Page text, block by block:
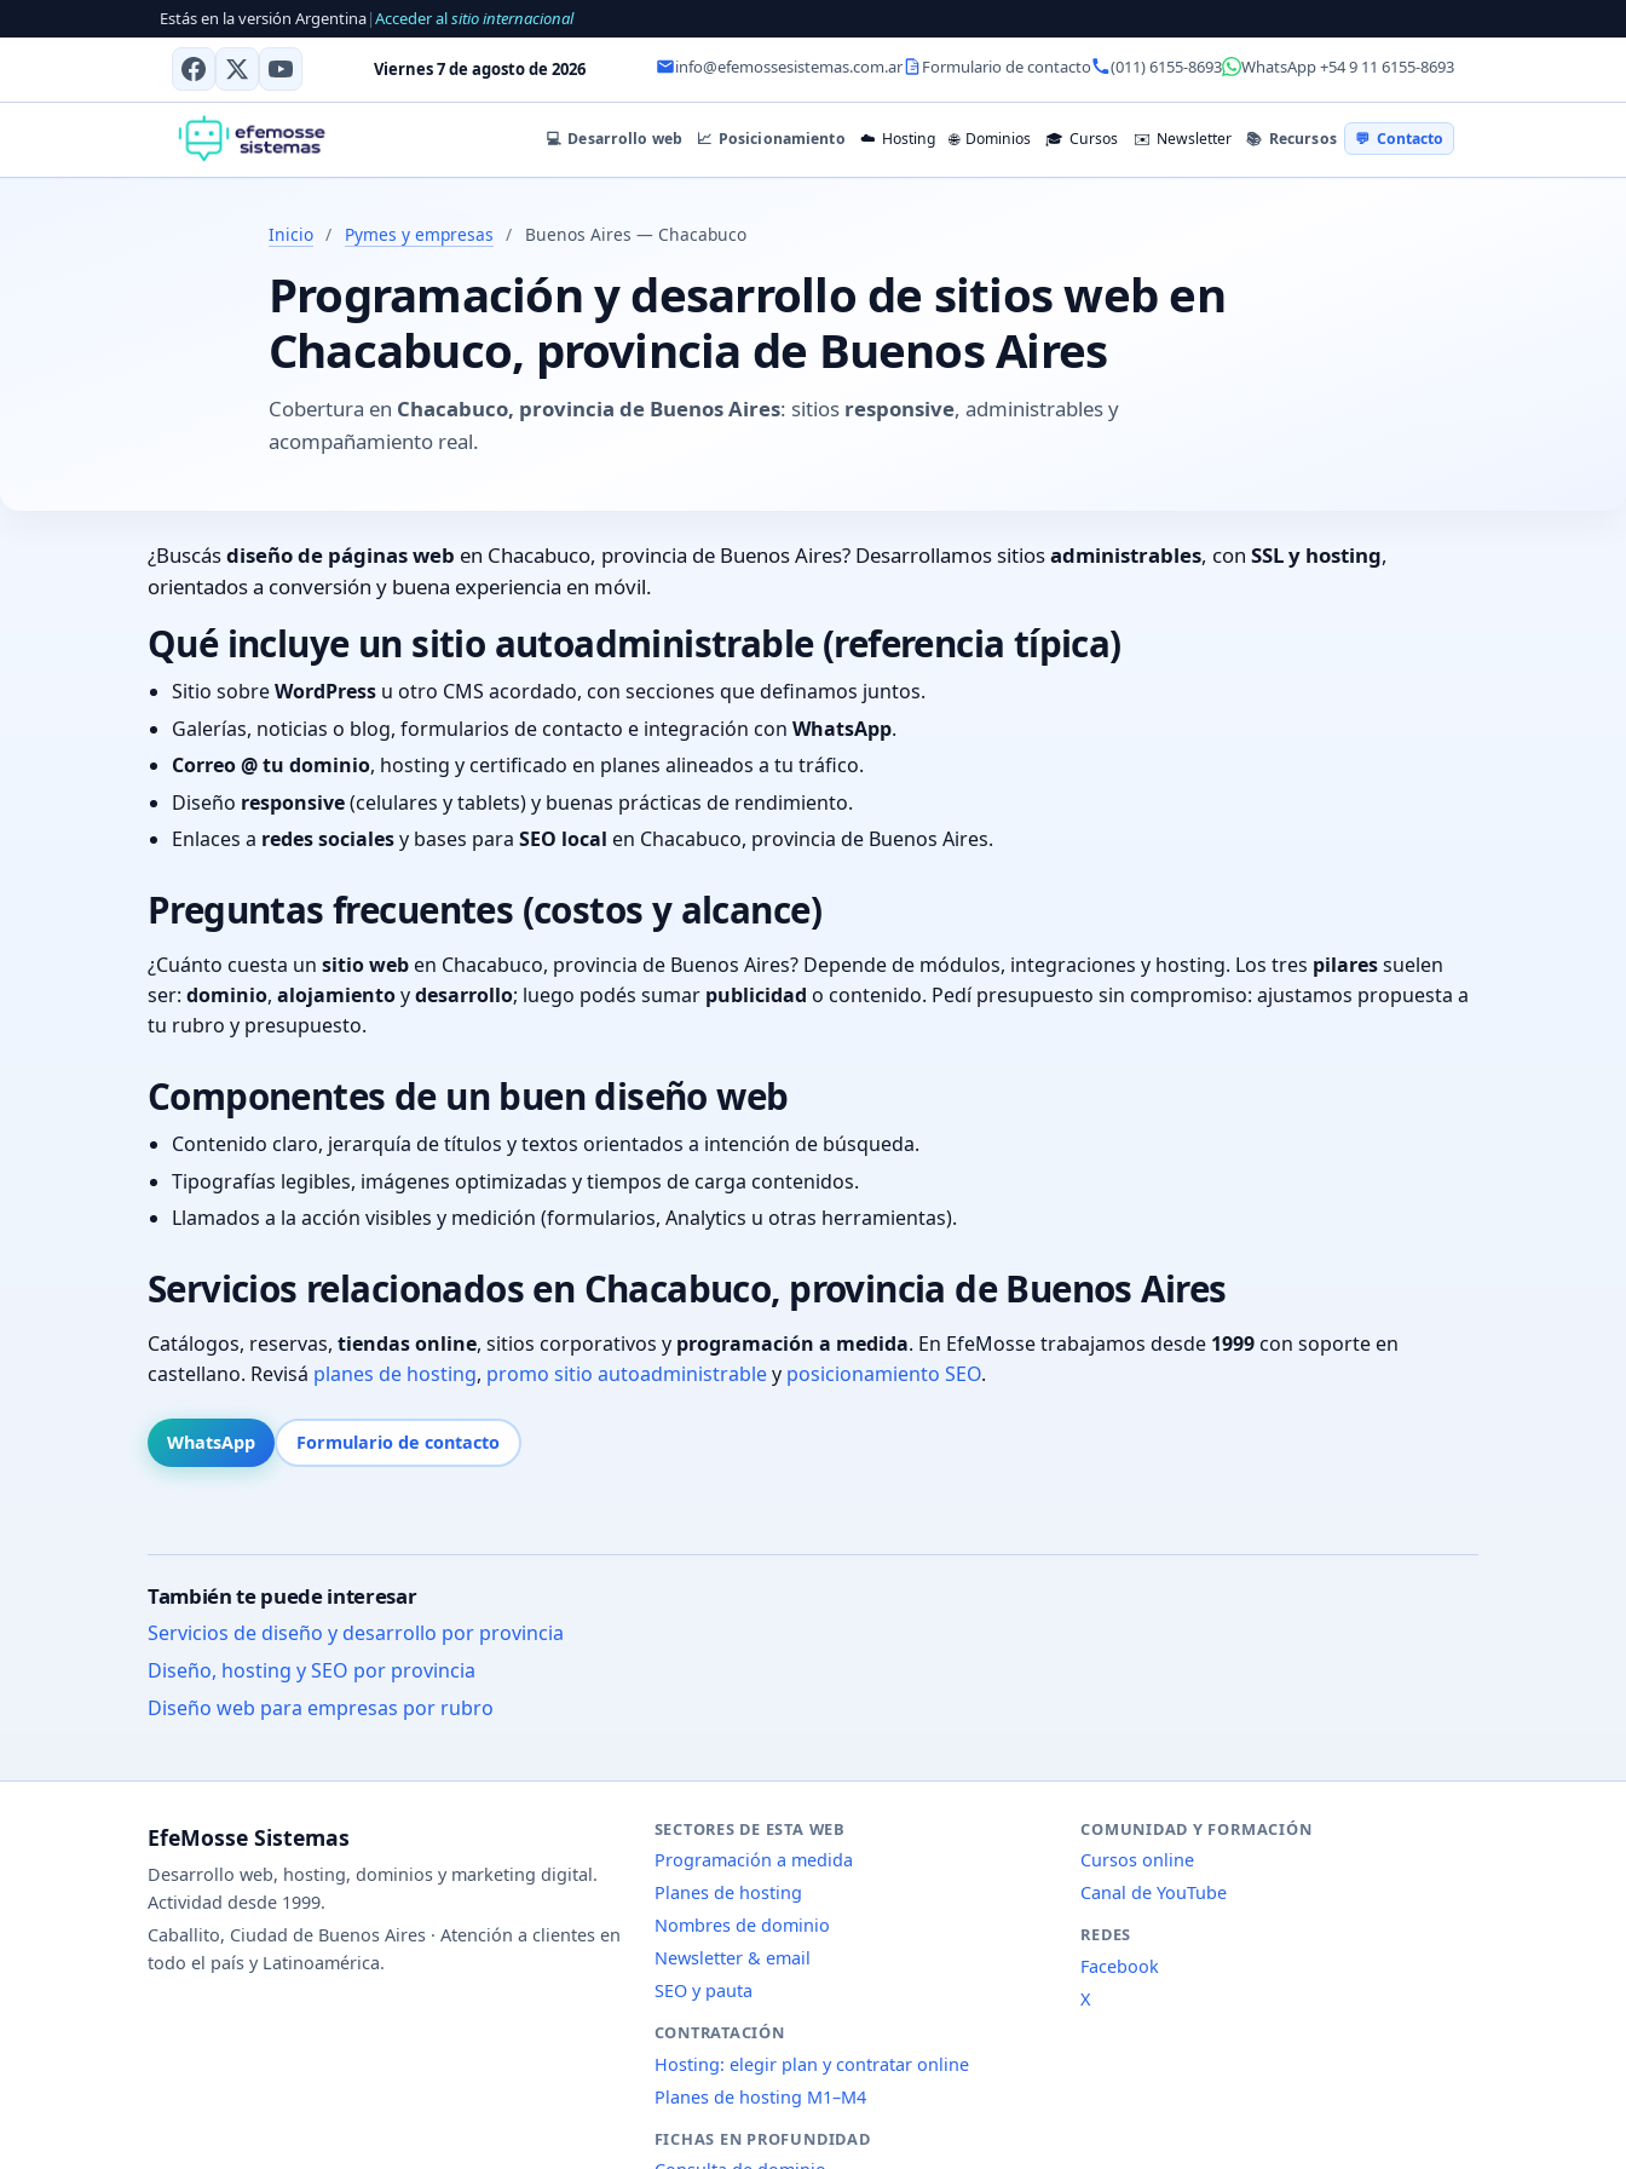
Estás en la versión Argentina|Acceder alsitio internacional
Viernes 7 de agosto de 2026 info@efemossesistemas.com.ar Formulario de contacto (011) 6155-8693 WhatsApp +54 9 11 6155-8693
💻 Desarrollo web 📈 Posicionamiento ☁️ Hosting 🌐 Dominios 🎓 Cursos ✉️ Newsletter 📚 Recursos 💬 Contacto
Inicio / Pymes y empresas / Buenos Aires — Chacabuco
Programación y desarrollo de sitios web en
Chacabuco, provincia de Buenos Aires
Cobertura en Chacabuco, provincia de Buenos Aires: sitios responsive, administrables y
acompañamiento real.
¿Buscásdiseño de páginas web en Chacabuco, provincia de Buenos Aires? Desarrollamos sitiosadministrables, con SSL y hosting,
orientados a conversión y buena experiencia en móvil.
Qué incluye un sitio autoadministrable (referencia típica)
Sitio sobreWordPress u otro CMS acordado, con secciones que definamos juntos.
Galerías, noticias o blog, formularios de contacto e integración con WhatsApp.
Correo @ tu dominio, hosting y certificado en planes alineados a tu tráfico.
Diseño responsive(celulares y tablets) y buenas prácticas de rendimiento.
Enlaces a redes socialesy bases para SEO local en Chacabuco, provincia de Buenos Aires.
Preguntas frecuentes (costos y alcance)
¿Cuánto cuesta un sitio weben Chacabuco, provincia de Buenos Aires? Depende de módulos, integraciones y hosting. Los tres pilaressuelen
ser: dominio, alojamientoydesarrollo; luego podés sumar publicidad o contenido. Pedí presupuesto sin compromiso: ajustamos propuesta a
tu rubro y presupuesto.
Componentes de un buen diseño web
Contenido claro, jerarquía de títulos y textos orientados a intención de búsqueda.
Tipografías legibles, imágenes optimizadas y tiempos de carga contenidos.
Llamados a la acción visibles y medición (formularios, Analytics u otras herramientas).
Servicios relacionados en Chacabuco, provincia de Buenos Aires
Catálogos, reservas, tiendas online, sitios corporativos y programación a medida. En EfeMosse trabajamos desde 1999con soporte en
castellano. Revisá planes de hosting, promo sitio autoadministrabley posicionamiento SEO.
WhatsApp Formulario de contacto
También te puede interesar
Servicios de diseño y desarrollo por provincia
Diseño, hosting y SEO por provincia
Diseño web para empresas por rubro
EfeMosse Sistemas
Desarrollo web, hosting, dominios y marketing digital.
Actividad desde 1999.
Caballito, Ciudad de Buenos Aires · Atención a clientes en
todo el país y Latinoamérica.
SECTORES DE ESTA WEB
Programación a medida
Planes de hosting
Nombres de dominio
Newsletter & email
SEO y pauta
CONTRATACIÓN
Hosting: elegir plan y contratar online
Planes de hosting M1–M4
FICHAS EN PROFUNDIDAD
COMUNIDAD Y FORMACIÓN
Cursos online
Canal de YouTube
REDES
Facebook
X